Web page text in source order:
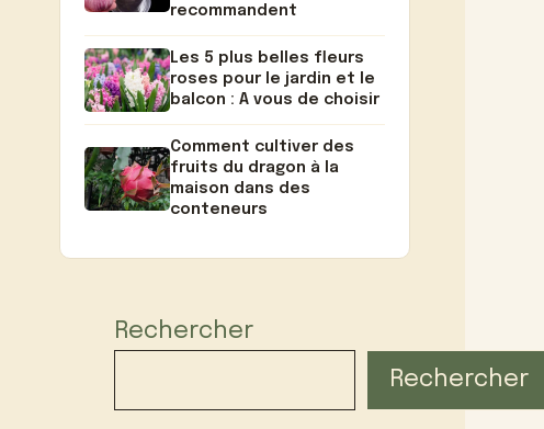
recommandent
Les 5 plus belles fleurs
roses pour le jardin et le
balcon : A vous de choisir
Comment cultiver des
fruits du dragon à la
maison dans des
conteneurs
Rechercher
Rechercher